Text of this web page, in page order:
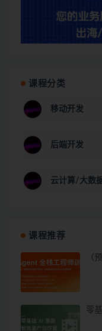
课程分类
移动开发
后端开发
云计算/大数
课程推荐
（
零